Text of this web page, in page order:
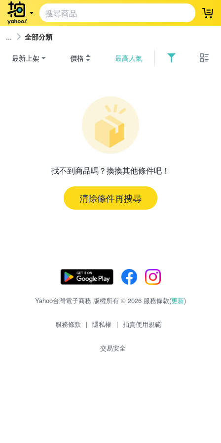
登
全部分類
最新上架 價格 最高人氣
找不到商品嗎？換換其他條件吧！
清除條件再搜尋
Yahoo台灣電子商務 版權所有 © 2026 服務條款(更新)
服務條款 | 隱私權 | 拍賣使用規範
交易安全